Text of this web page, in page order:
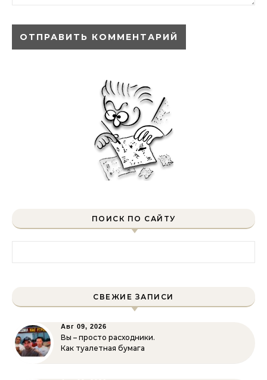
ПОИСК ПО САЙТУ
СВЕЖИЕ ЗАПИСИ
Авг 09, 2026
Вы – просто расходники.
Как туалетная бумага